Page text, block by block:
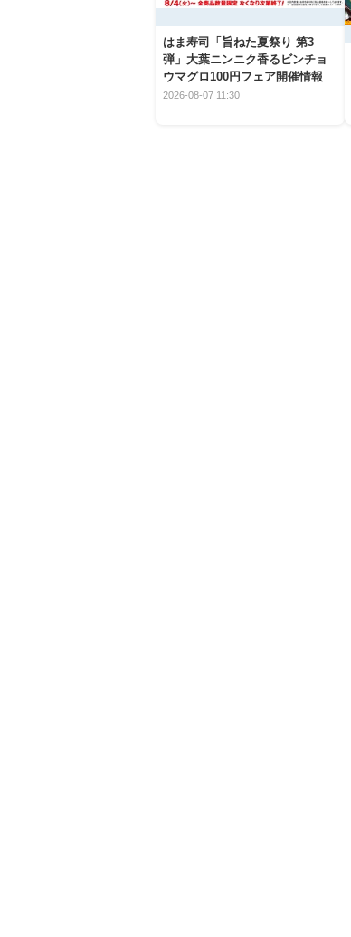
はま寿司「旨ねた夏祭り 第3
弾」大葉ニンニク香るビンチョ
ウマグロ100円フェア開催情報
2026-08-07 11:30